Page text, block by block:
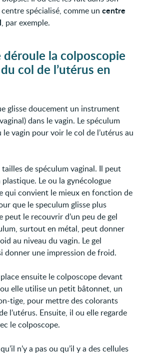
spécialisé, comme uncentre
, par exemple.
déroule la colposcopie
col de l’utérus en
glisse doucement un instrument
dans le vagin. Le spéculum
vagin pour voir le col de l’utérus au
de spéculum vaginal. Il peut
Le ou la gynécologue
qui convient le mieux en fonction de
que le speculum glisse plus
peut le recouvrir d’un peu de gel
surtout en métal, peut donner
au niveau du vagin. Le gel
donner une impression de froid.
ensuite le colposcope devant
ou elle utilise un petit bâtonnet, un
tige, pour mettre des colorants
l’utérus. Ensuite, il ou elle regarde
le colposcope.
n’y a pas ou qu’il y a des cellules